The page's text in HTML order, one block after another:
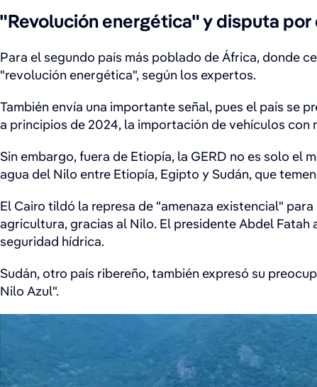
"Revolución energética" y disputa por
Para el segundo país más poblado de África, donde
"revolución energética", según los expertos.
También envía una importante señal, pues el país se
a principios de 2024, la importación de vehículos con
Sin embargo, fuera de Etiopía, la GERD no es solo
agua del Nilo entre Etiopía, Egipto y Sudán, que
El Cairo tildó la represa de "amenaza existencial"
agricultura, gracias al Nilo. El presidente Abdel
seguridad hídrica.
Sudán, otro país ribereño, también expresó su
Nilo Azul".